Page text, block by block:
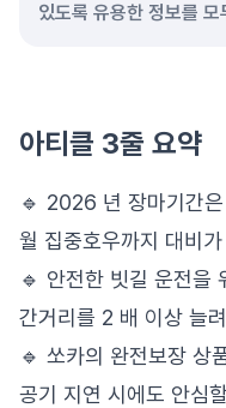
있도록 유용한 정보를
아티클 3줄 요약
🔹 2026 년 장마기간
월 집중호우까지 대비
🔹 안전한 빗길 운전을
간거리를 2 배 이상 늘
🔹 쏘카의 완전보장 상
공기 지연 시에도 안심